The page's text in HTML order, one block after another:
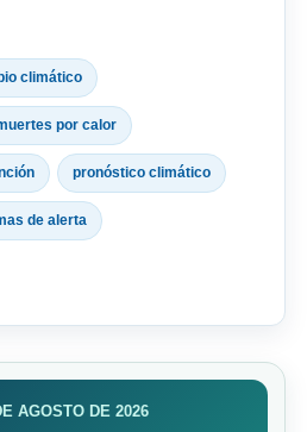
climático
por calor
pronóstico climático
de alerta
AGOSTO DE 2026